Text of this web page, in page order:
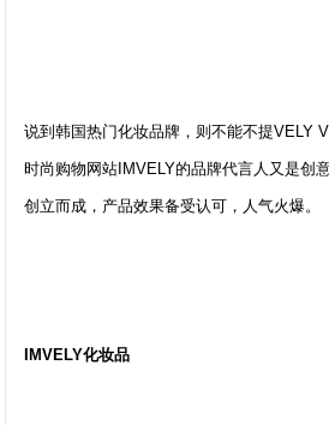
说到韩国热门化妆品牌，则不能不提VELY
时尚购物网站IMVELY的品牌代言人又是创
创立而成，产品效果备受认可，人气火爆。
IMVELY化妆品